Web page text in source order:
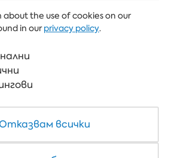
ХОТЕЛИ
ЗДРАВЕ & СПА
И БАРОВЕ
COWORKING
the use of cookies on our
in ourprivacy policy.
всички